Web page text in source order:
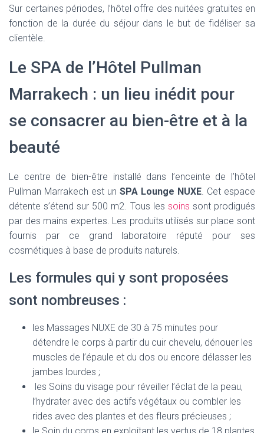
Sur certaines périodes, l’hôtel offre des nuitées gratuites en
fonction de la durée du séjour dans le but de fidéliser sa
clientèle.
Le SPA de l’Hôtel Pullman
Marrakech : un lieu inédit pour
se consacrer au bien-être et à la
beauté
Le centre de bien-être installé dans l’enceinte de l’hôtel
Pullman Marrakech est un SPA Lounge NUXE . Cet espace
détente s’étend sur 500 m2. Tous les soins sont prodigués
par des mains expertes. Les produits utilisés sur place sont
fournis par ce grand laboratoire réputé pour ses
cosmétiques à base de produits naturels.
Les formules qui y sont proposées
sont nombreuses :
les Massages NUXE de 30 à 75 minutes pour
détendre le corps à partir du cuir chevelu, dénouer les
muscles de l’épaule et du dos ou encore délasser les
jambes lourdes ;
les Soins du visage pour réveiller l’éclat de la peau,
l’hydrater avec des actifs végétaux ou combler les
rides avec des plantes et des fleurs précieuses ;
le Soin du corps en exploitant les vertus de 18 plantes